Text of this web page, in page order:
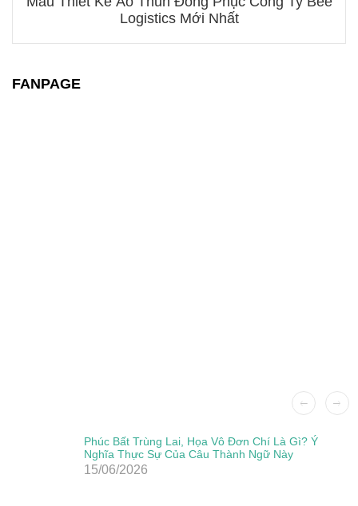
Logistics Mới Nhất
FANPAGE
Phúc Bất Trùng Lai, Họa Vô Đơn Chí Là Gì? Ý
Nghĩa Thực Sự Của Câu Thành Ngữ Này
15/06/2026